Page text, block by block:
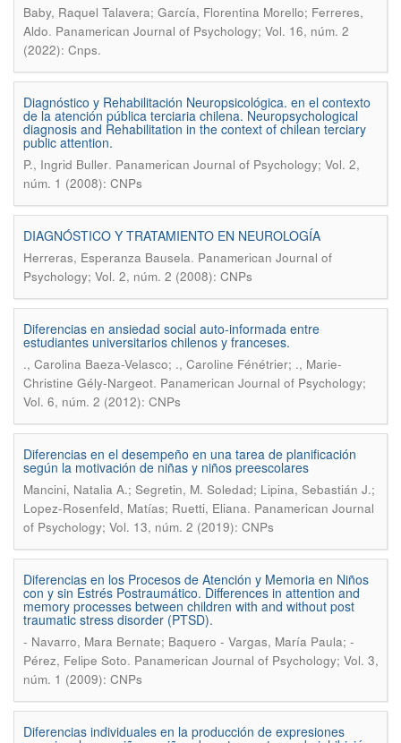
Baby, Raquel Talavera; García, Florentina Morello; Ferreres,
Aldo. Panamerican Journal of Psychology; Vol. 16, núm. 2
(2022): Cnps.
Diagnóstico y Rehabilitación Neuropsicológica. en el contexto
de la atención pública terciaria chilena. Neuropsychological
diagnosis and Rehabilitation in the context of chilean terciary
public attention.
P., Ingrid Buller. Panamerican Journal of Psychology; Vol. 2,
núm. 1 (2008): CNPs
DIAGNÓSTICO Y TRATAMIENTO EN NEUROLOGÍA
Herreras, Esperanza Bausela. Panamerican Journal of
Psychology; Vol. 2, núm. 2 (2008): CNPs
Diferencias en ansiedad social auto-informada entre
estudiantes universitarios chilenos y franceses.
., Carolina Baeza-Velasco; ., Caroline Fénétrier; ., Marie-
Christine Gély-Nargeot. Panamerican Journal of Psychology;
Vol. 6, núm. 2 (2012): CNPs
Diferencias en el desempeño en una tarea de planificación
según la motivación de niñas y niños preescolares
Mancini, Natalia A.; Segretin, M. Soledad; Lipina, Sebastián J.;
Lopez-Rosenfeld, Matías; Ruetti, Eliana. Panamerican Journal
of Psychology; Vol. 13, núm. 2 (2019): CNPs
Diferencias en los Procesos de Atención y Memoria en Niños
con y sin Estrés Postraumático. Differences in attention and
memory processes between children with and without post
traumatic stress disorder (PTSD).
- Navarro, Mara Bernate; Baquero - Vargas, María Paula; -
Pérez, Felipe Soto. Panamerican Journal of Psychology; Vol. 3,
núm. 1 (2009): CNPs
Diferencias individuales en la producción de expresiones